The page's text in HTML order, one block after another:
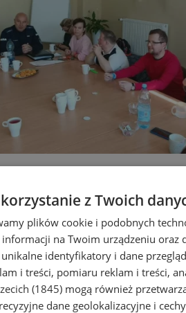
o z Twoich
plików cookie i podobnych
na Twoim urządzeniu oraz
identyfikatory i dane
i treści, pomiaru reklam i treści,
(1845) mogą również
dane geolokalizacyjne i